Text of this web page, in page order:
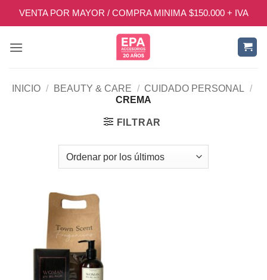
VENTA POR MAYOR / COMPRA MINIMA $150.000 + IVA
INICIO / BEAUTY & CARE / CUIDADO PERSONAL /
CREMA
FILTRAR